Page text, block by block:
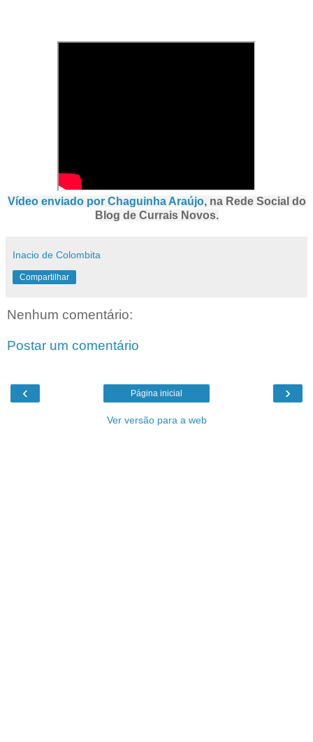
Vídeo enviado por Chaguinha Araújo, na Rede Social do
Blog de Currais Novos.
Inacio de Colombita
Compartilhar
Nenhum comentário:
Postar um comentário
‹ ›
Página inicial
Ver versão para a web